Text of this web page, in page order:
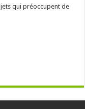
qui préoccupent de